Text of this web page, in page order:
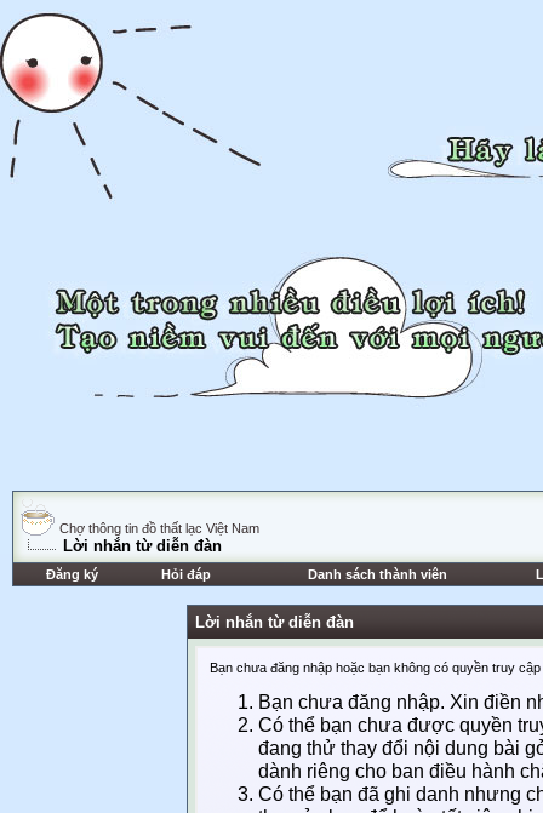
Chợ thông tin đồ thất lạc Việt Nam
Lời nhắn từ diễn đàn
Đăng ký Hỏi đáp Danh sách thành viên
Lời nhắn từ diễn đàn
Bạn chưa đăng nhập hoặc bạn không có quyền truy
Bạn chưa đăng nhập. Xin điền
Có thể bạn chưa được quyền
đang thử thay đổi nội dung bài
dành riêng cho ban điều hành
Có thể bạn đã ghi danh nhưng